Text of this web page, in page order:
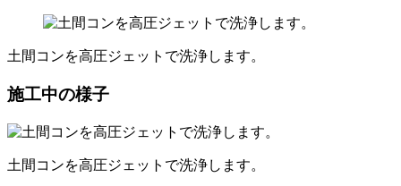
土間コンを高圧ジェットで洗浄します。
施工中の様子
土間コンを高圧ジェットで洗浄します。